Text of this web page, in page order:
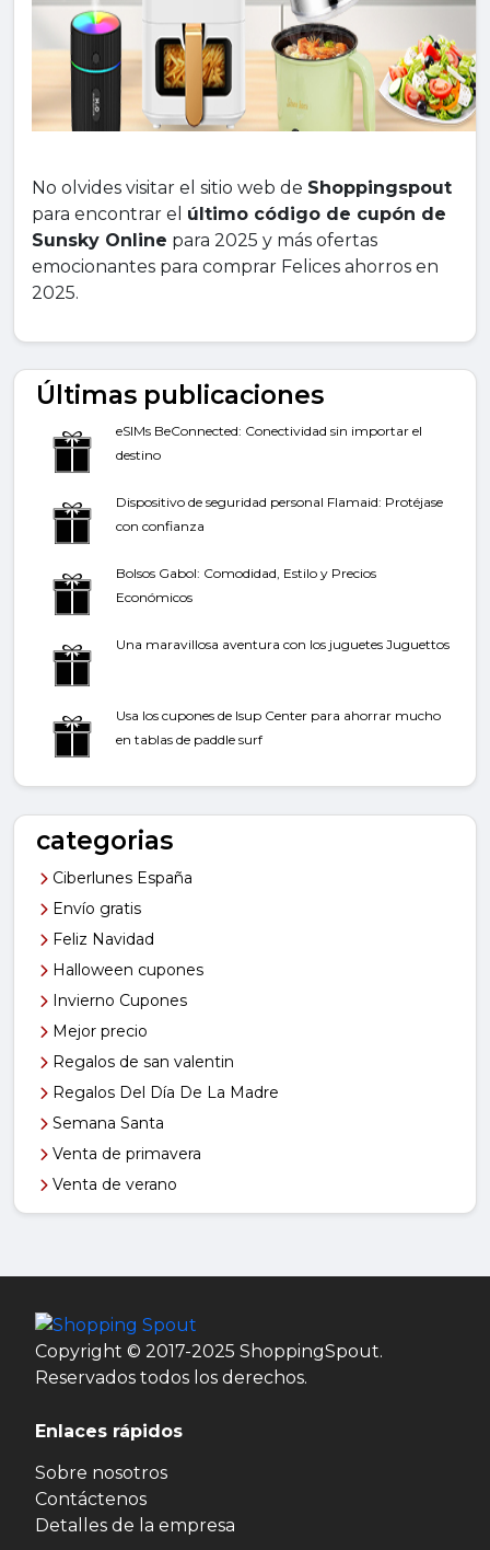
No olvides visitar el sitio web de Shoppingspout
para encontrar el último código de cupón de
Sunsky Online para 2025 y más ofertas
emocionantes para comprar Felices ahorros en
2025.
Últimas publicaciones
eSIMs BeConnected: Conectividad sin importar el
destino
Dispositivo de seguridad personal Flamaid: Protéjase
con confianza
Bolsos Gabol: Comodidad, Estilo y Precios
Económicos
Una maravillosa aventura con los juguetes Juguettos
Usa los cupones de Isup Center para ahorrar mucho
en tablas de paddle surf
categorias
Ciberlunes España
Envío gratis
Feliz Navidad
Halloween cupones
Invierno Cupones
Mejor precio
Regalos de san valentin
Regalos Del Día De La Madre
Semana Santa
Venta de primavera
Venta de verano
Copyright © 2017-2025 ShoppingSpout.
Reservados todos los derechos.
Enlaces rápidos
Sobre nosotros
Contáctenos
Detalles de la empresa